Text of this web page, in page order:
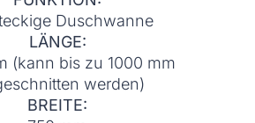
Duschwanne
LÄNGE:
(kann bis zu 1000 mm
werden)
BREITE: